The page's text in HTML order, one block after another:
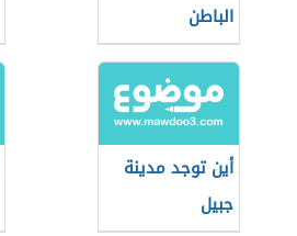
الباطن
أين توجد مدينة
جبيل